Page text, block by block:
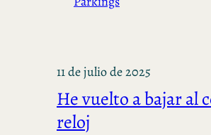
11 de julio de 2025
He vuelto a bajar al
reloj